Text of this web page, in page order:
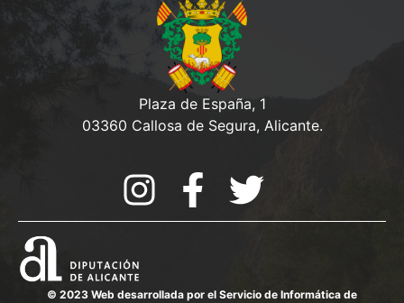
Plaza de España, 1
03360 Callosa de Segura, Alicante.
© 2023 Web desarrollada por el Servicio de Informática de